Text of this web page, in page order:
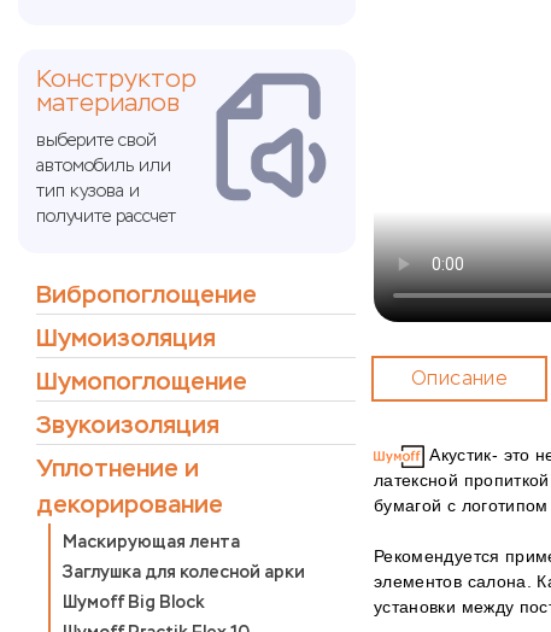
Конструктор
материалов
выберите свой
автомобиль или
тип кузова и
получите рассчет
Вибропоглощение
Шумоизоляция
Шумопоглощение
Звукоизоляция
Уплотнение и
декорирование
Маскирующая лента
Заглушка для колесной арки
Шумоff Big Block
Описание
Акустик- это
латексной
бумагой с логотипом
Рекомендуется
элементов салона.
установки между